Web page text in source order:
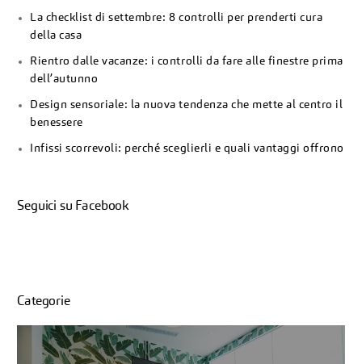
La checklist di settembre: 8 controlli per prenderti cura
della casa
Rientro dalle vacanze: i controlli da fare alle finestre prima
dell’autunno
Design sensoriale: la nuova tendenza che mette al centro il
benessere
Infissi scorrevoli: perché sceglierli e quali vantaggi offrono
Seguici su Facebook
Categorie